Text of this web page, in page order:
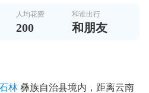
人均花费
200
和谁出行
和朋友
林 彝族自治县境内，距离云南